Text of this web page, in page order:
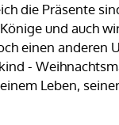
die Präsente
und auch
einen anderen
-
Leben, seiner